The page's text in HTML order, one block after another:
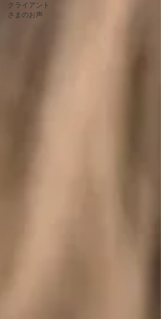
クライアント
さまのお声